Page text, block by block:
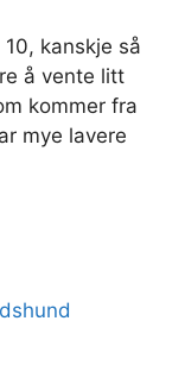
kanskje så
å vente litt
kommer fra
mye lavere